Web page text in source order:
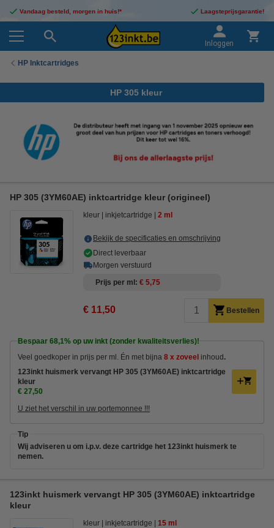
Vandaag besteld, morgen in huis!* Laagsteprijsgarantie!
Inloggen
HP Inktcartridges
HP 305 kleur
HP 305 (3YM60AE) inktcartridge kleur (origineel)
kleur inkjetcartridge 2 ml
Bekijk de specificaties en omschrijving
Direct leverbaar
Morgen verstuurd
Prijs per ml € 5,75
€ 11,50 Bestellen
Bespaar 68,1% op uw inkt (zonder kwaliteitsverlies)!
Veel goedkoper in prijs per ml. Én met bijna 8 x zoveel inhoud.
123inkt huismerk vervangt HP 305 (3YM60AE) inktcartridge
kleur
€ 27,50
U ziet het verschil in uw portemonnee !!!
Tip
Wij adviseren u om i.p.v. deze cartridge het 123inkt huismerk te
nemen.
123inkt huismerk vervangt HP 305 (3YM60AE) inktcartridge
kleur
kleur inkjetcartridge 15 ml